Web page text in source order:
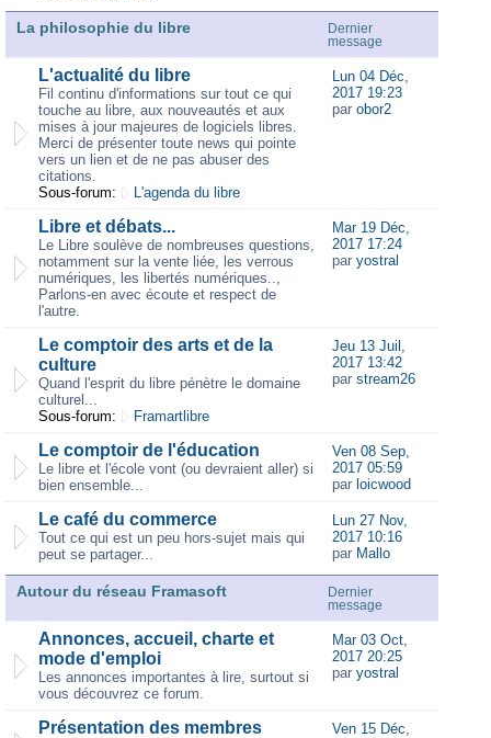
La philosophie du libre
Dernier
message
L'actualité du libre
Fil continu d'informations sur tout ce qui
touche au libre, aux nouveautés et aux
mises à jour majeures de logiciels libres.
Merci de présenter toute news qui pointe
vers un lien et de ne pas abuser des
citations.
Sous-forum:
L'agenda du libre
Lun 04 Déc,
2017 19:23
par obor2
Libre et débats...
Le Libre soulève de nombreuses questions,
notamment sur la vente liée, les verrous
numériques, les libertés numériques..,
Parlons-en avec écoute et respect de
l'autre.
Mar 19 Déc,
2017 17:24
par yostral
Le comptoir des arts et de la
culture
Quand l'esprit du libre pénètre le domaine
culturel...
Sous-forum:
Framartlibre
Jeu 13 Juil,
2017 13:42
par stream26
Le comptoir de l'éducation
Le libre et l'école vont (ou devraient aller) si
bien ensemble...
Ven 08 Sep,
2017 05:59
par loicwood
Le café du commerce
Tout ce qui est un peu hors-sujet mais qui
peut se partager...
Lun 27 Nov,
2017 10:16
par Mallo
Autour du réseau Framasoft
Dernier
message
Annonces, accueil, charte et
mode d'emploi
Les annonces importantes à lire, surtout si
vous découvrez ce forum.
Mar 03 Oct,
2017 20:25
par yostral
Présentation des membres
Ven 15 Déc,